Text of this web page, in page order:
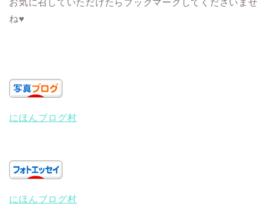
お気に召していただけたらブックマークしてくださいませ
ね♥
にほんブログ村
にほんブログ村